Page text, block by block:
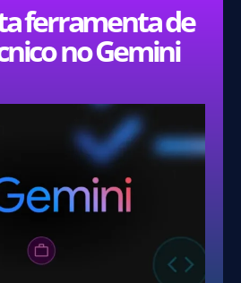
ferramenta de
no Gemini